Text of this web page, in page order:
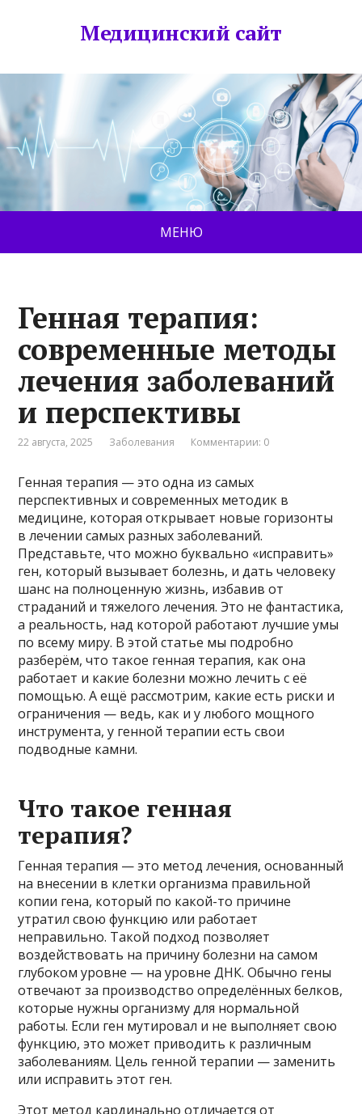
Медицинский сайт
МЕНЮ
Генная терапия:
современные методы
лечения заболеваний
и перспективы
22 августа, 2025 Заболевания Комментарии: 0
Генная терапия — это одна из самых
перспективных и современных методик в
медицине, которая открывает новые горизонты
в лечении самых разных заболеваний.
Представьте, что можно буквально «исправить»
ген, который вызывает болезнь, и дать человеку
шанс на полноценную жизнь, избавив от
страданий и тяжелого лечения. Это не фантастика,
а реальность, над которой работают лучшие умы
по всему миру. В этой статье мы подробно
разберём, что такое генная терапия, как она
работает и какие болезни можно лечить с её
помощью. А ещё рассмотрим, какие есть риски и
ограничения — ведь, как и у любого мощного
инструмента, у генной терапии есть свои
подводные камни.
Что такое генная
терапия?
Генная терапия — это метод лечения, основанный
на внесении в клетки организма правильной
копии гена, который по какой-то причине
утратил свою функцию или работает
неправильно. Такой подход позволяет
воздействовать на причину болезни на самом
глубоком уровне — на уровне ДНК. Обычно гены
отвечают за производство определённых белков,
которые нужны организму для нормальной
работы. Если ген мутировал и не выполняет свою
функцию, это может приводить к различным
заболеваниям. Цель генной терапии — заменить
или исправить этот ген.
Этот метод кардинально отличается от